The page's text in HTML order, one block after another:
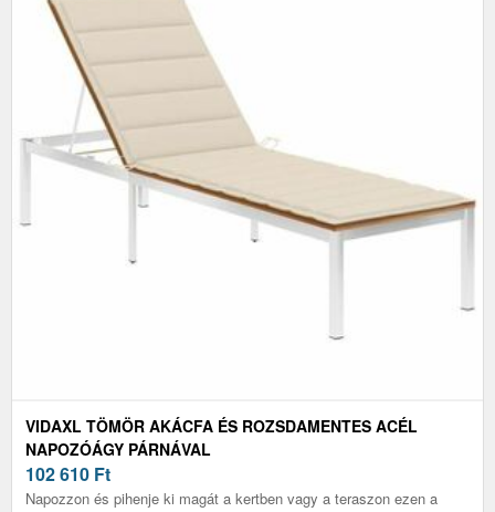
VIDAXL TÖMÖR AKÁCFA ÉS ROZSDAMENTES ACÉL
NAPOZÓÁGY PÁRNÁVAL
102 610 Ft
Napozzon és pihenje ki magát a kertben vagy a teraszon ezen a